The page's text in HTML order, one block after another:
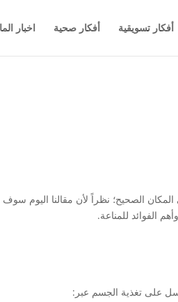
أفكار تسويقية أفكار صحية اخبار
الصحيح؛ نظراً لأن مقالنا اليوم سوف
الفوائد للمناعة.
على تغذية الجسم عبر: